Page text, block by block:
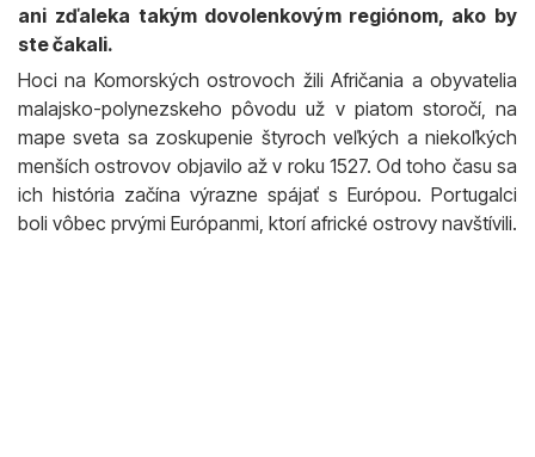
ani zďaleka takým dovolenkovým regiónom, ako by
ste čakali.
Hoci na Komorských ostrovoch žili Afričania a obyvatelia
malajsko-polynezskeho pôvodu už v piatom storočí, na
mape sveta sa zoskupenie štyroch veľkých a niekoľkých
menších ostrovov objavilo až v roku 1527. Od toho času sa
ich história začína výrazne spájať s Európou. Portugalci
boli vôbec prvými Európanmi, ktorí africké ostrovy navštívili.